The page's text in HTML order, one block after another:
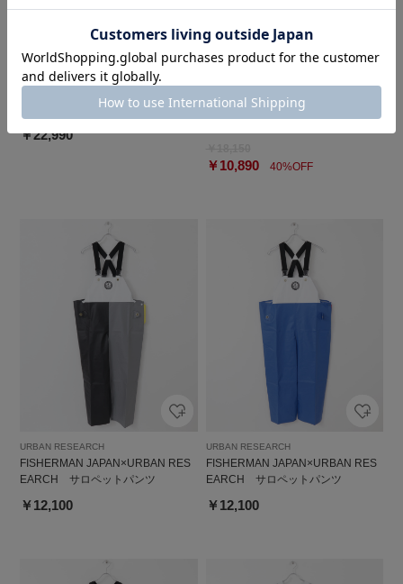
フリルヘムブラウスセットアップ
￥22,990
ELECTRIC EX WATER REPELLE
￥10,89040%OFF
URBAN RESEARCH
FISHERMAN JAPAN×URBAN RES
EARCH サロペットパンツ
￥12,100
URBAN RESEARCH
FISHERMAN JAPAN×URBAN RES
EARCH サロペットパンツ
￥12,100